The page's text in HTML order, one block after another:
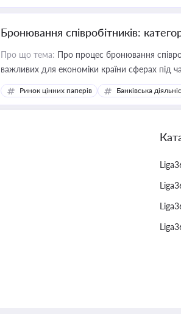
Бронювання співробітників:
Про що тема: Про процес бронювання
важливих для економіки країни сферах під
Ринок цінних паперів Банківська